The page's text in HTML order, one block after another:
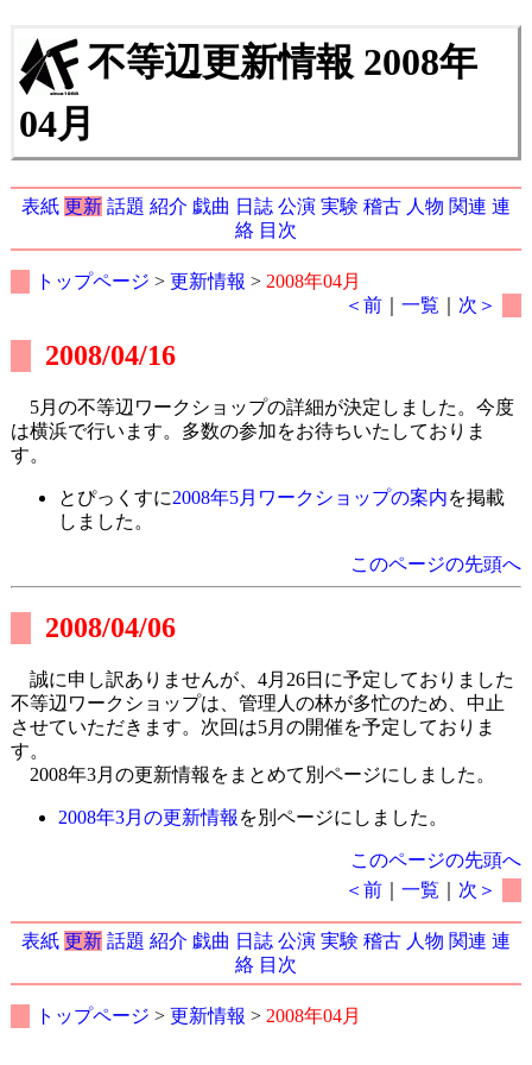
不等辺更新情報 2008年
04月
表紙 更新 話題 紹介 戯曲 日誌 公演 実験 稽古 人物 関連 連
絡 目次
トップページ > 更新情報 > 2008年04月
＜前 ｜一覧 次＞
2008/04/16
5月の不等辺ワークショップの詳細が決定しました。今度
は横浜で行います。多数の参加をお待ちいたしておりま
す。
とぴっくすに2008年5月ワークショップの案内を掲載
しました。
このページの先頭へ
2008/04/06
誠に申し訳ありませんが、4月26日に予定しておりました
不等辺ワークショップは、管理人の林が多忙のため、中止
させていただきます。次回は5月の開催を予定しておりま
す。
2008年3月の更新情報をまとめて別ページにしました。
2008年3月の更新情報 を別ページにしました。
このページの先頭へ
＜前 ｜一覧 次＞
表紙 更新 話題 紹介 戯曲 日誌 公演 実験 稽古 人物 関連 連
絡 目次
トップページ > 更新情報 > 2008年04月